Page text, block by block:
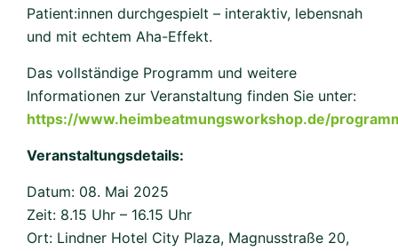
Patient:innen durchgespielt – interaktiv, lebensnah
und mit echtem Aha-Effekt.
Das vollständige Programm und weitere
Informationen zur Veranstaltung finden Sie unter:
https://www.heimbeatmungsworkshop.de/
Veranstaltungsdetails:
Datum: 08. Mai 2025
Zeit: 8.15 Uhr – 16.15 Uhr
Ort: Lindner Hotel City Plaza, Magnusstraße 20,